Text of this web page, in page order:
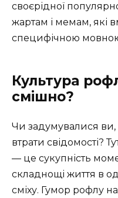
своєрідної
жартам і мемам, які
специфічною мовною
Культура
смішно?
Чи задумувалися
втрати свідомості?
— це сукупність
складнощі життя в
сміху. Гумор рофлу